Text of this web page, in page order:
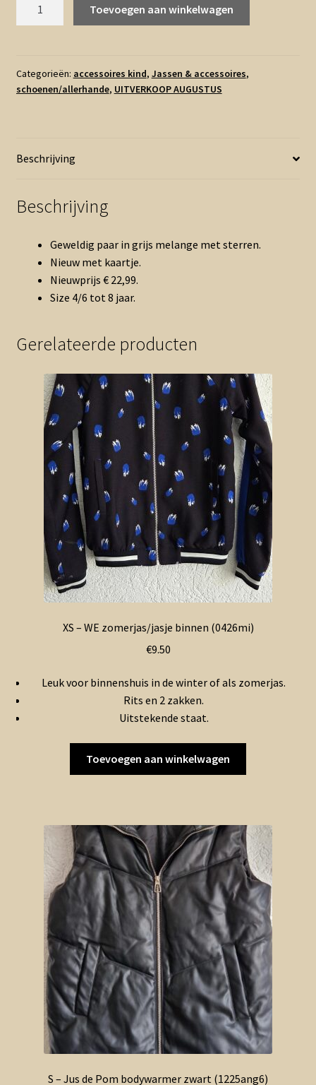
handschoenen
grijs
Toevoegen aan winkelwagen
Categorieën: accessoires kind, Jassen & accessoires,
schoenen/allerhande, UITVERKOOP AUGUSTUS
Beschrijving
Beschrijving
Geweldig paar in grijs melange met sterren.
Nieuw met kaartje.
Nieuwprijs € 22,99.
Size 4/6 tot 8 jaar.
Gerelateerde producten
XS – WE zomerjas/jasje binnen (0426mi)
€9.50
Leuk voor binnenshuis in de winter of als zomerjas.
Rits en 2 zakken.
Uitstekende staat.
Toevoegen aan winkelwagen
S – Jus de Pom bodywarmer zwart (1225ang6)